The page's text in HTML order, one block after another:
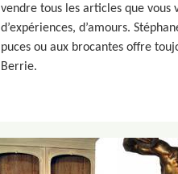
vendre tous les articles que
d’expériences, d’amours.
puces ou aux brocantes offre
Berrie.